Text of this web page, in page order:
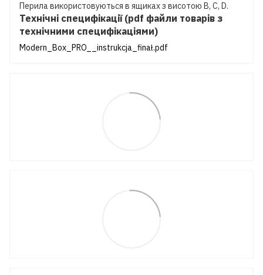
Перила використовуються в ящиках з висотою B, C, D.
Технічні специфікації (pdf файли товарів з
технічними специфікаціями)
Modern_Box_PRO__instrukcja_finał.pdf